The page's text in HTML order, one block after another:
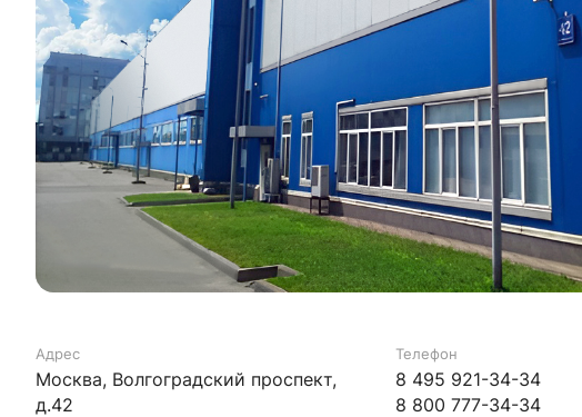
Адрес
Москва, Волгоградский проспект,
д.42
Телефон
8 495 921-34-34
8 800 777-34-34